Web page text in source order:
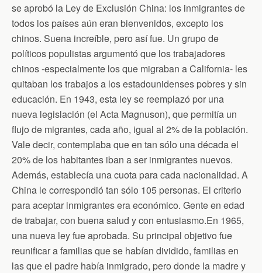
se aprobó la Ley de Exclusión China: los inmigrantes de
todos los países aún eran bienvenidos, excepto los
chinos. Suena increíble, pero así fue. Un grupo de
políticos populistas argumentó que los trabajadores
chinos -especialmente los que migraban a California- les
quitaban los trabajos a los estadounidenses pobres y sin
educación. En 1943, esta ley se reemplazó por una
nueva legislación (el Acta Magnuson), que permitía un
flujo de migrantes, cada año, igual al 2% de la población.
Vale decir, contemplaba que en tan sólo una década el
20% de los habitantes iban a ser inmigrantes nuevos.
Además, establecía una cuota para cada nacionalidad. A
China le correspondió tan sólo 105 personas. El criterio
para aceptar inmigrantes era económico. Gente en edad
de trabajar, con buena salud y con entusiasmo.En 1965,
una nueva ley fue aprobada. Su principal objetivo fue
reunificar a familias que se habían dividido, familias en
las que el padre había inmigrado, pero donde la madre y